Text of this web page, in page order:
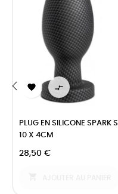
 
PLUG EN SILICONE SPARK S
10 X 4CM
28,50 €